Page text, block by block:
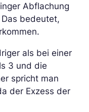
Abflachung
bedeutet,
als bei einer
3 und die
spricht man
der Exzess der